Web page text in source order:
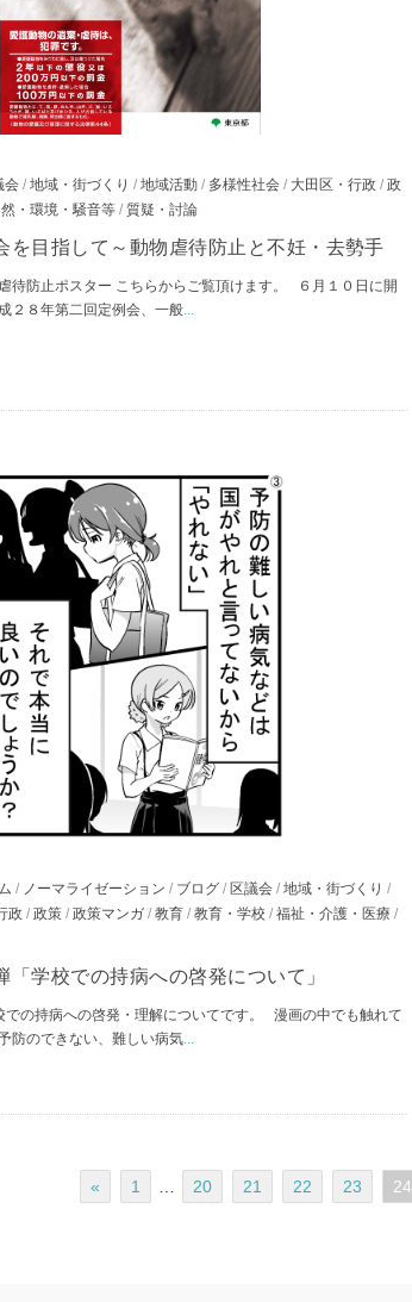
会/ 地域・街づくり / 地域活動/ 多様性社会/ 大田区・行政 / 政
・環境・騒音等/ 質疑・討論
を目指して～動物虐待防止と不妊・去勢手
待防止ポスター こちらからご覧頂けます。 ６月１０日に開
２８年第二回定例会、一般...
/ ノーマライゼーション / ブログ/ 区議会/ 地域・街づくり /
政 / 政策/ 政策マンガ/ 教育/ 教育・学校/ 福祉・介護・医療/
「学校での持病への啓発について」
での持病への啓発・理解についてです。 漫画の中でも触れて
防のできない、難しい病気...
« 1 20 21 22 23 24